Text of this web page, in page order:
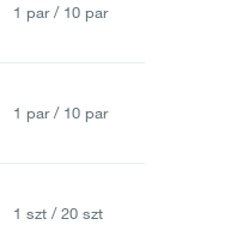
1 par / 10 par
1 par / 10 par
1 szt / 20 szt